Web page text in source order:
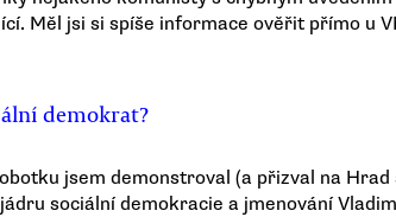
Měl jsi si spíše informace ověřit přímo u
demokrat?
jsem demonstroval (a přizval na
sociální demokracie a jmenování